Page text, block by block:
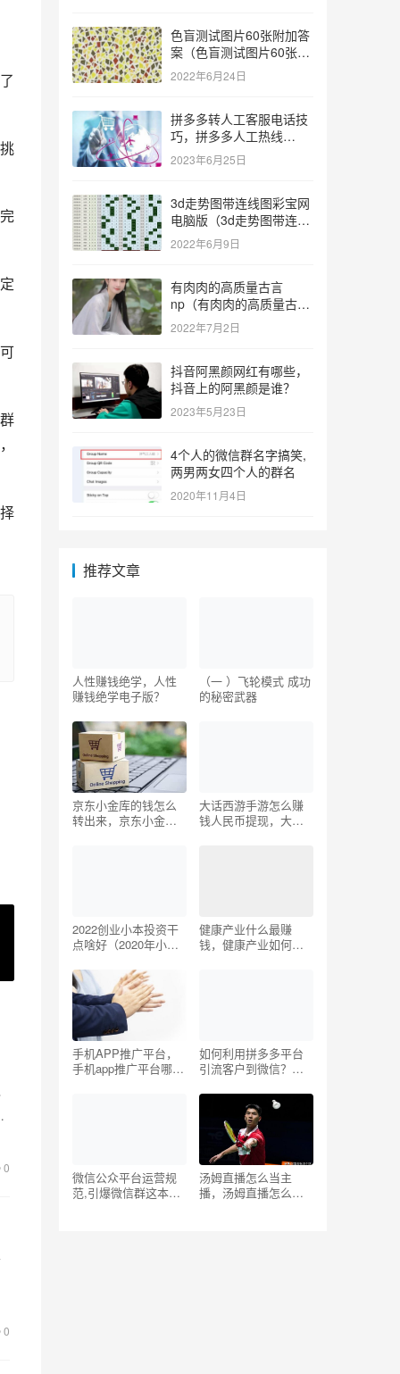
0
0
色盲测试图片60张附加答
案（色盲测试图片60张复
杂）
2022年6月24日
拼多多转人工客服电话技
巧，拼多多人工热线
9541344？
2023年6月25日
3d走势图带连线图彩宝网
电脑版（3d走势图带连线
图彩宝网手机版）
2022年6月9日
有肉肉的高质量古言
np（有肉肉的高质量古言
np推荐）
2022年7月2日
抖音阿黑颜网红有哪些，
抖音上的阿黑颜是谁？
2023年5月23日
4个人的微信群名字搞笑,
两男两女四个人的群名
2020年11月4日
推荐文章
人性赚钱绝学，人性
赚钱绝学电子版？
（一 ）飞轮模式 成功
的秘密武器
京东小金库的钱怎么
转出来，京东小金库
大话西游手游怎么赚
钱人民币提现，大话
2022创业小本投资干
点啥好（2020年小本
健康产业什么最赚
钱，健康产业如何盈
手机APP推广平台，
手机app推广平台哪里
如何利用拼多多平台
引流客户到微信？揭
骤！
微信公众平台运营规
范,引爆微信群这本书
汤姆直播怎么当主
播，汤姆直播怎么当